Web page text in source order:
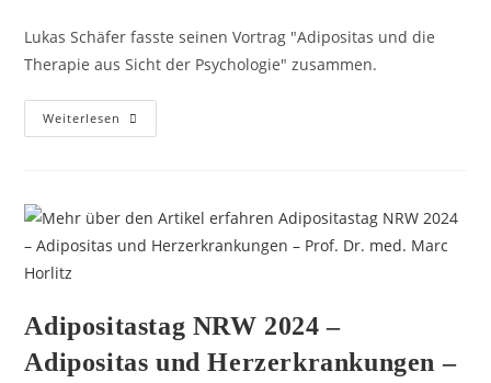
Lukas Schäfer fasste seinen Vortrag "Adipositas und die
Therapie aus Sicht der Psychologie" zusammen.
Weiterlesen
Adipositastag NRW 2024 –
Adipositas und Herzerkrankungen –